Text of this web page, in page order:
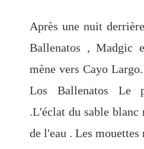
Après une nuit
Ballenatos , Madgic
mène vers Cayo
Los Ballenatos Le
.L'éclat du sable blanc
de l'eau . Les mouettes